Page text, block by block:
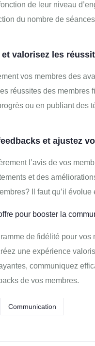
de leur niveau
du nombre de
valorisez les
vos membres des
réussites des
ou en publiant des
et ajustez
l’avis de vos
et des
Il faut qu’il
pour booster la
de fidélité pour
une expérience
communiquez
de vos membres.
Communication